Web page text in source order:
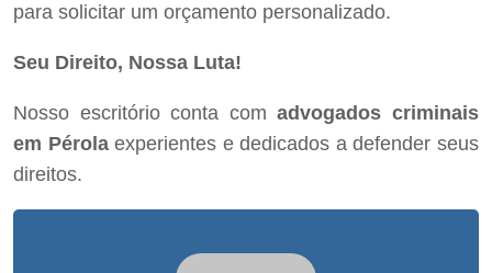
para solicitar um orçamento personalizado.
Seu Direito, Nossa Luta!
Nosso escritório conta comadvogados criminais
em Pérolaexperientes e dedicados a defender seus
direitos.